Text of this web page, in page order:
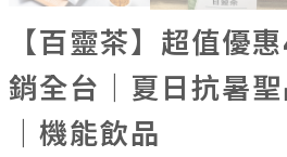
農業策略聯盟 送禮專區
優質水果
【百靈茶】超值優
銷全台｜夏日抗暑
｜機能飲品